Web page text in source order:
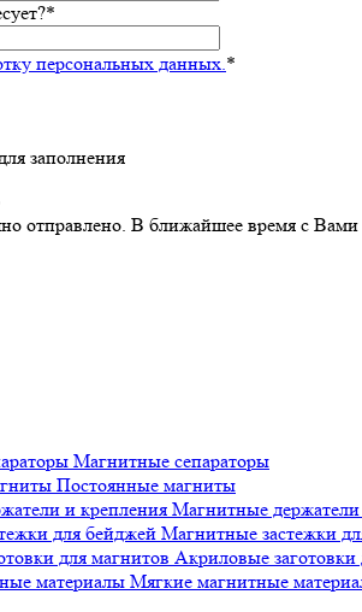
*
персональных данных.*
заполнения
отправлено. В ближайшее время с Вами
Магнитные сепараторы
Постоянные магниты
Магнитные
Магнитные застежки
Акриловые заготовки
Мягкие магнитные